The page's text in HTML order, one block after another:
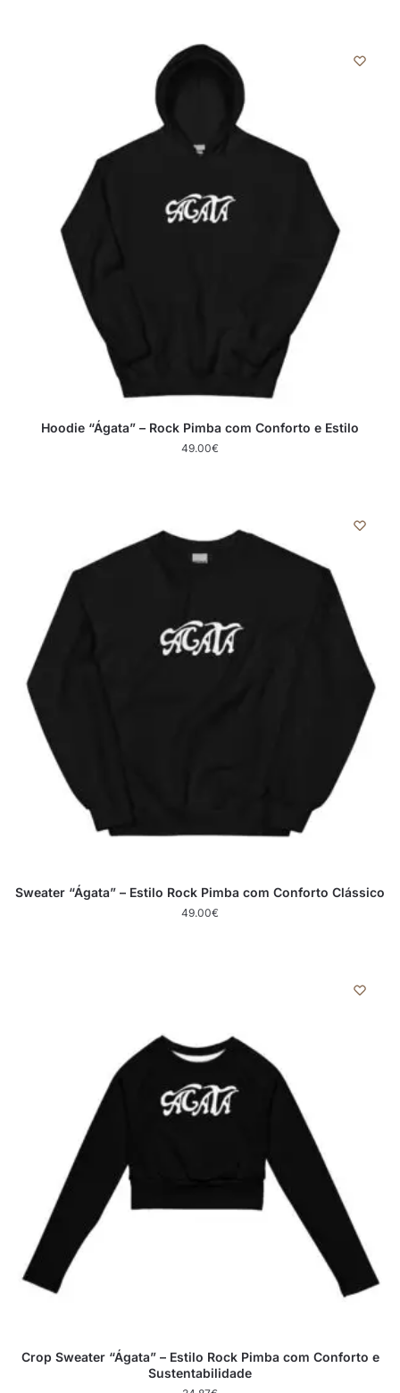
Hoodie “Ágata” – Rock Pimba com Conforto e Estilo
49.00€
Sweater “Ágata” – Estilo Rock Pimba com Conforto Clássico
49.00€
Crop Sweater “Ágata” – Estilo Rock Pimba com Conforto e
Sustentabilidade